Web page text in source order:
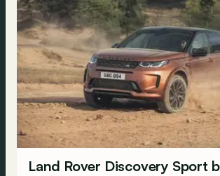
Land Rover Discovery Sport